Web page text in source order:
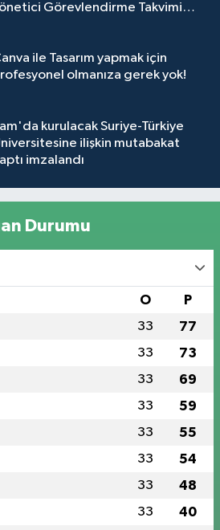
Görevlendirme Takvimi
ile Tasarım yapmak için
olmanıza gerek yok!
kurulacak Suriye-Türkiye
ilişkin mutabakat
imzalandı
Durumu
O P
33 77
33 73
33 69
33 59
33 55
33 54
33 48
33 40